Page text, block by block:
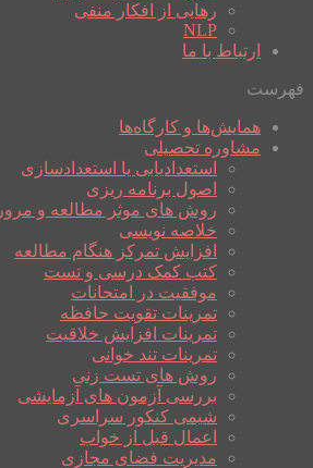
رهایی از افکار منفی
NLP
ارتباط با ما
فهرست
همایش‌ها و کارگاه‌ها
مشاوره تحصیلی
استعدادیابی یا استعدادسازی
اصول برنامه ریزی
روش های موثر مطالعه و مرور
خلاصه نویسی
افزایش تمرکز هنگام مطالعه
کتب کمک درسی و تست
موفقیت در امتحانات
تمرینات تقویت حافظه
تمرینات افزایش خلاقیت
تمرینات تند خوانی
روش های تست زنی
بررسی آزمون های آزمایشی
شیمی کنکور سراسری
اعمال قبل از خواب
مدیریت فضای مجازی